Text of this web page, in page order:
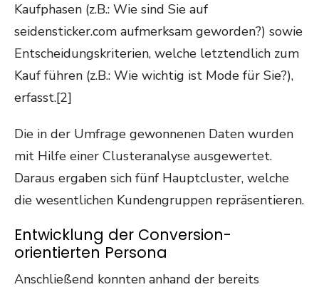
Kaufphasen (z.B.: Wie sind Sie auf
seidensticker.com aufmerksam geworden?) sowie
Entscheidungskriterien, welche letztendlich zum
Kauf führen (z.B.: Wie wichtig ist Mode für Sie?),
erfasst.[2]
Die in der Umfrage gewonnenen Daten wurden
mit Hilfe einer Clusteranalyse ausgewertet.
Daraus ergaben sich fünf Hauptcluster, welche
die wesentlichen Kundengruppen repräsentieren.
Entwicklung der Conversion-
orientierten Persona
Anschließend konnten anhand der bereits